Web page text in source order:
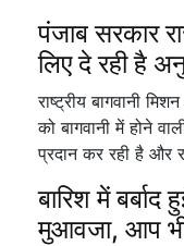
पंजाब सरकार
लिए दे रही है
राष्ट्रीय बागवानी
को बागवानी में होने
प्रदान कर रही है और
बारिश में
मुआवजा, आप